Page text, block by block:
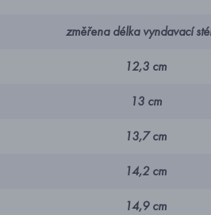
změřena délka vyndavací
12,3 cm
13 cm
13,7 cm
14,2 cm
14,9 cm